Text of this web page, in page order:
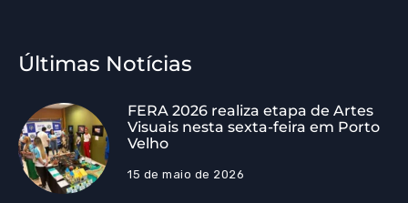
Últimas Notícias
FERA 2026 realiza etapa de Artes
Visuais nesta sexta-feira em Porto
Velho
15 de maio de 2026